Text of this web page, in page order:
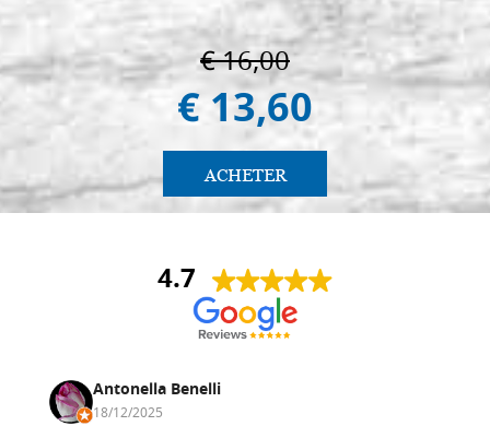
€ 16,00
€ 13,60
ACHETER
4.7
Antonella Benelli
18/12/2025